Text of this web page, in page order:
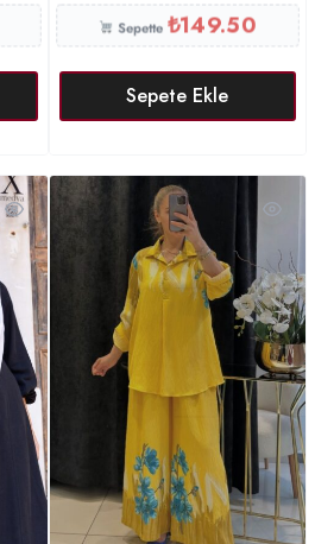
Sepette ₺149.50
Sepete Ekle